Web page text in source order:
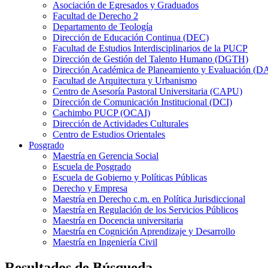
Asociación de Egresados y Graduados
Facultad de Derecho 2
Departamento de Teología
Dirección de Educación Continua (DEC)
Facultad de Estudios Interdisciplinarios de la PUCP
Dirección de Gestión del Talento Humano (DGTH)
Dirección Académica de Planeamiento y Evaluación
Facultad de Arquitectura y Urbanismo
Centro de Asesoría Pastoral Universitaria (CAPU)
Dirección de Comunicación Institucional (DCI)
Cachimbo PUCP (OCAI)
Dirección de Actividades Culturales
Centro de Estudios Orientales
Posgrado
Maestría en Gerencia Social
Escuela de Posgrado
Escuela de Gobierno y Políticas Públicas
Derecho y Empresa
Maestría en Derecho c.m. en Política Jurisdiccional
Maestría en Regulación de los Servicios Públicos
Maestría en Docencia universitaria
Maestría en Cognición Aprendizaje y Desarrollo
Maestría en Ingeniería Civil